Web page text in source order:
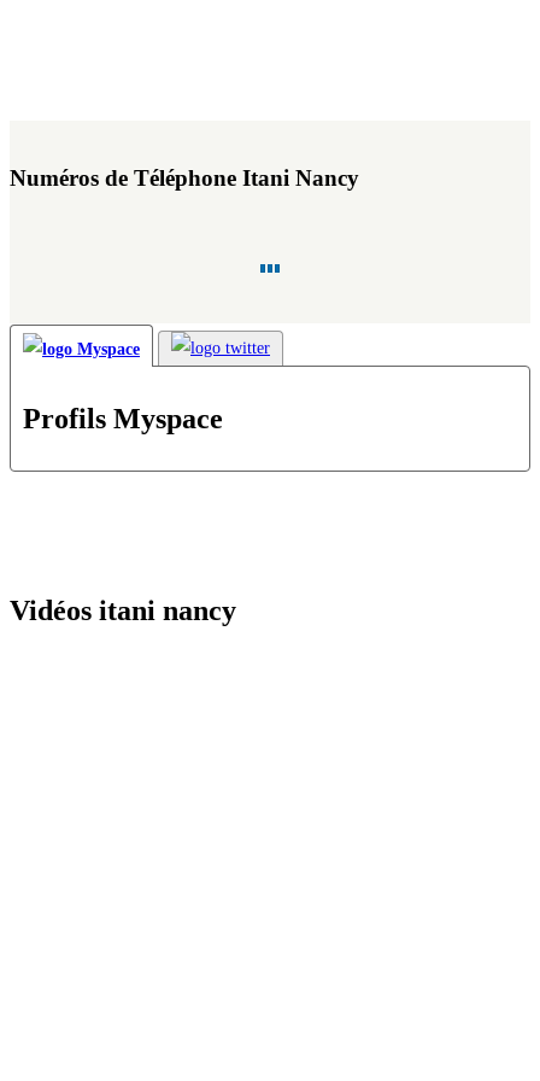
Numéros de Téléphone Itani Nancy
Profils Myspace
Vidéos itani nancy